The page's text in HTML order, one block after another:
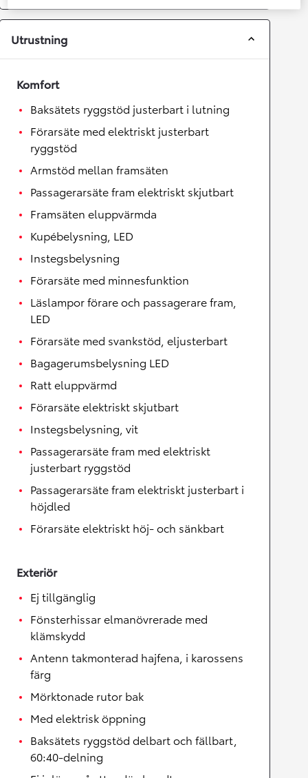
Utrustning
Komfort
Baksätets ryggstöd justerbart i lutning
Förarsäte med elektriskt justerbart
ryggstöd
Armstöd mellan framsäten
Passagerarsäte fram elektriskt skjutbart
Framsäten eluppvärmda
Kupébelysning, LED
Instegsbelysning
Förarsäte med minnesfunktion
Läslampor förare och passagerare fram,
LED
Förarsäte med svankstöd, eljusterbart
Bagagerumsbelysning LED
Ratt eluppvärmd
Förarsäte elektriskt skjutbart
Instegsbelysning, vit
Passagerarsäte fram med elektriskt
justerbart ryggstöd
Passagerarsäte fram elektriskt justerbart i
höjdled
Förarsäte elektriskt höj- och sänkbart
Exteriör
Ej tillgänglig
Fönsterhissar elmanövrerade med
klämskydd
Antenn takmonterad hajfena, i karossens
färg
Mörktonade rutor bak
Med elektrisk öppning
Baksätets ryggstöd delbart och fällbart,
60:40-delning